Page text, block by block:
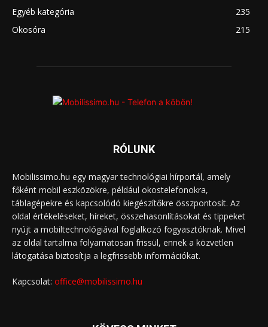
Egyéb kategória
235
Okosóra
215
RÓLUNK
Mobilissimo.hu egy magyar technológiai hírportál, amely
főként mobil eszközökre, például okostelefonokra,
táblagépekre és kapcsolódó kiegészítőkre összpontosít. Az
oldal értékeléseket, híreket, összehasonlításokat és tippeket
nyújt a mobiltechnológiával foglalkozó fogyasztóknak. Mivel
az oldal tartalma folyamatosan frissül, ennek a közvetlen
látogatása biztosítja a legfrissebb információkat.
Kapcsolat: office@mobilissimo.hu